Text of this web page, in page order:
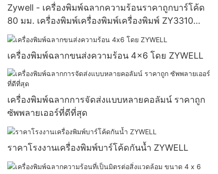
Zywell - เครื่องพิมพ์ฉลากความร้อนราคาถูกบาร์โค้ด
80 มม. เครื่องพิมพ์เครื่องพิมพ์เครื่องพิมพ์ ZY3310
เครื่องพิมพ์ ZY3310
เครื่องพิมพ์ฉลากขนส่งความร้อน 4x6 โดย ZYWELL
เครื่องพิมพ์ฉลากการจัดส่งแบบหลายคอลัมน์ ราคาถูก
ซัพพลายเออร์ที่ดีที่สุด
ราคาโรงงานเครื่องพิมพ์บาร์โค้ดกันน้ำ ZYWELL